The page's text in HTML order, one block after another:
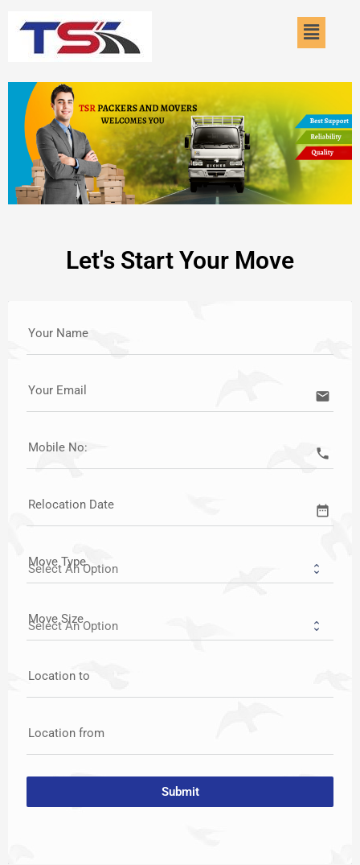
Menu
Let's Start Your Move
Your Name
Your Email email
Mobile No: call
Relocation Date date_range
Move Type
Move Size
Location to
Location from
Submit